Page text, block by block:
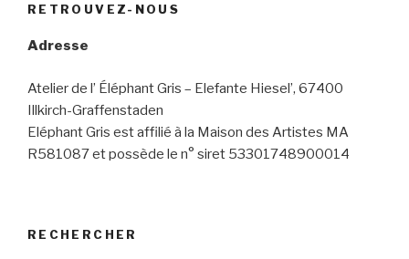
RETROUVEZ-NOUS
Adresse
Atelier de l’ Éléphant Gris – Elefante Hiesel’, 67400
Illkirch-Graffenstaden
Eléphant Gris est affilié à la Maison des Artistes MA
R581087 et possède le n° siret 53301748900014
RECHERCHER